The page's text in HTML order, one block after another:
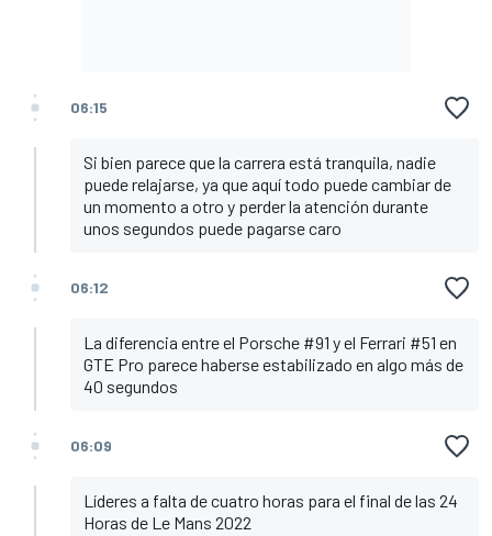
06:15
Si bien parece que la carrera está tranquila, nadie
puede relajarse, ya que aquí todo puede cambiar de
un momento a otro y perder la atención durante
unos segundos puede pagarse caro
06:12
La diferencia entre el Porsche #91 y el Ferrari #51 en
GTE Pro parece haberse estabilizado en algo más de
40 segundos
06:09
Líderes a falta de cuatro horas para el final de las 24
Horas de Le Mans 2022